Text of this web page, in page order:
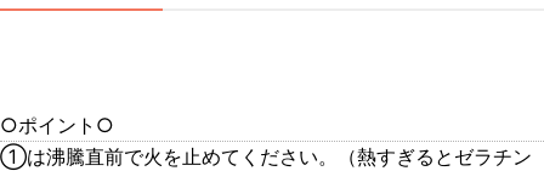
○ポイント○
①は沸騰直前で火を止めてください。（熱すぎるとゼラチン